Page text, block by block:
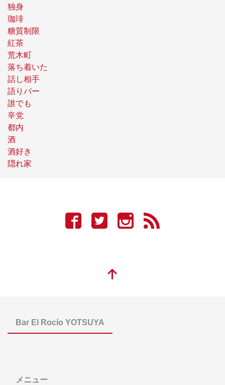
独身
珈琲
糖質制限
紅茶
荒木町
落ち着いた
話し相手
語りバー
誰でも
辛党
都内
酒
酒好き
隠れ家
Bar El Rocío YOTSUYA
メニュー